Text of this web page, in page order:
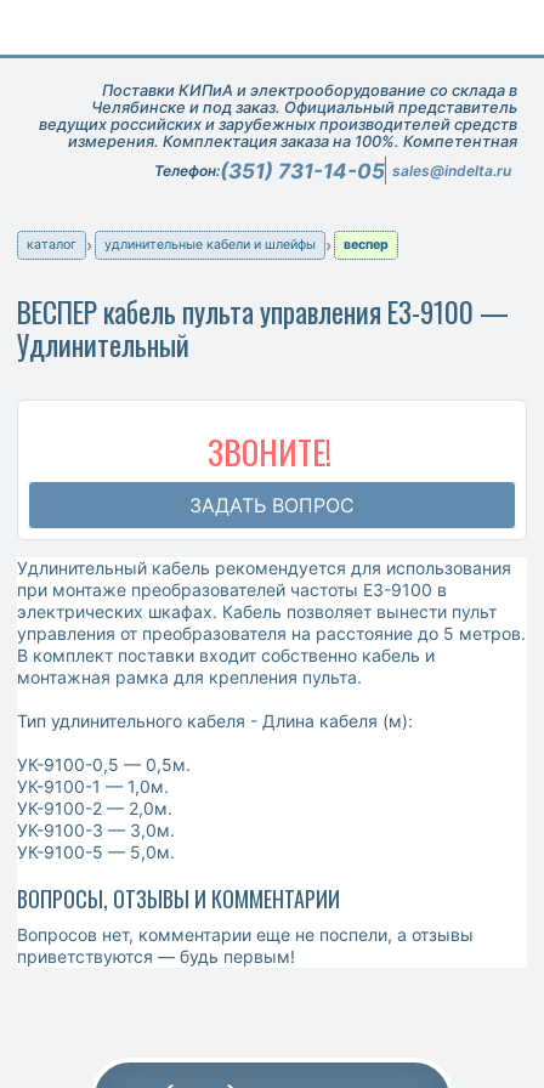
Поставки КИПиА и электрооборудование со склада в
Челябинске и под заказ. Официальный представитель
ведущих российских и зарубежных производителей средств
измерения. Комплектация заказа на 100%. Компетентная
техническая поддержка при подборе оборудования.
Телефон:(351) 731-14-05 sales@indelta.ru
каталог удлинительные кабели и шлейфы веспер
ВЕСПЕР кабель пульта управления Е3-9100 —
Удлинительный
ЗВОНИТЕ!
ЗАДАТЬ ВОПРОС
Удлинительный кабель рекомендуется для использования
при монтаже преобразователей частоты E3-9100 в
электрических шкафах. Кабель позволяет вынести пульт
управления от преобразователя на расстояние до 5 метров.
В комплект поставки входит собственно кабель и
монтажная рамка для крепления пульта.
Тип удлинительного кабеля - Длина кабеля (м):
УК-9100-0,5 — 0,5м.
УК-9100-1 — 1,0м.
УК-9100-2 — 2,0м.
УК-9100-3 — 3,0м.
УК-9100-5 — 5,0м.
ВОПРОСЫ, ОТЗЫВЫ И КОММЕНТАРИИ
Вопросов нет, комментарии еще не поспели, а отзывы
приветствуются — будь первым!